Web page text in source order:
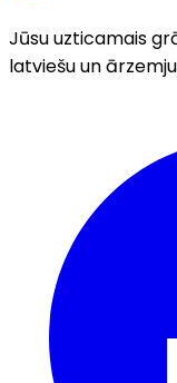
Jūsu uzticamais
latviešu un